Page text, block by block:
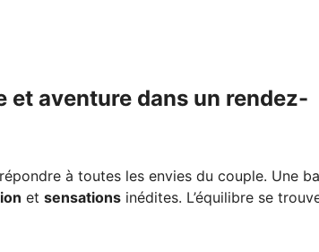
et aventure dans un rendez-
à toutes les envies du couple. Une
et sensations inédites. L’équilibre se